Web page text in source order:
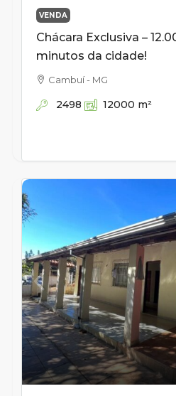
VENDA
Chácara Exclusiva –
minutos da cidade!
Cambuí - MG
2498 12000 m²